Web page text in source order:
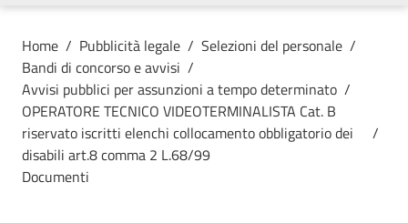
Locale della
Azienda
Home / Pubblicità legale / Selezioni del personale /
Bandi di concorso e avvisi /
Avvisi pubblici per assunzioni a tempo determinato /
OPERATORE TECNICO VIDEOTERMINALISTA Cat. B
riservato iscritti elenchi collocamento obbligatorio dei
disabili art.8 comma 2 L.68/99
/
Documenti